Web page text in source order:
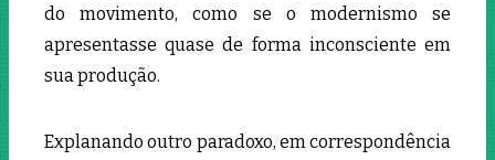
do movimento, como se o modernismo se
apresentasse quase de forma inconsciente em
sua produção.
Explanando outro paradoxo, em correspondência